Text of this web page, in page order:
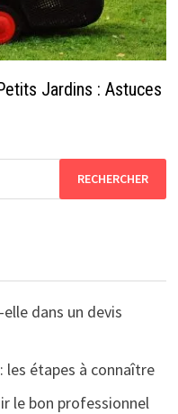
Jardins : Astuces
dans un devis
étapes à connaître
le bon professionnel